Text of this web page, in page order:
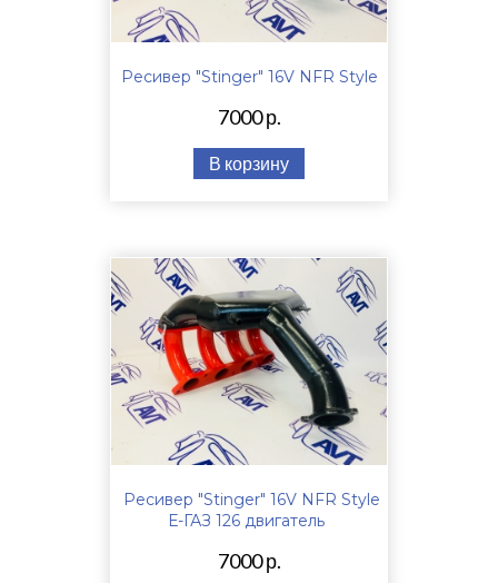
Ресивер "Stinger" 16V NFR Style
7000 р.
В корзину
Ресивер "Stinger" 16V NFR Style
Е-ГАЗ 126 двигатель
7000 р.